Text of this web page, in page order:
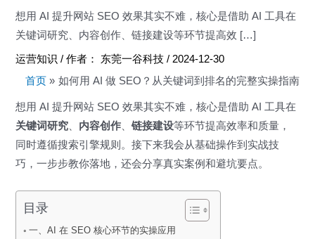
想用 AI 提升网站 SEO 效果其实不难，核心是借助 AI 工具在
关键词研究、内容创作、链接建设等环节提高效 […]
运营知识 / 作者： 东莞一谷科技/ 2024-12-30
首页
如何用 AI 做 SEO？从关键词到排名的完整实操指南
想用 AI 提升网站 SEO 效果其实不难，核心是借助 AI 工具在
关键词研究、 内容创作、链接建设等环节提高效率和质量，
同时遵循搜索引擎规则。接下来我会从基础操作到实战技
巧，一步步教你落地，还会分享真实案例和避坑要点。
目录
一、AI 在 SEO 核心环节的实操应用